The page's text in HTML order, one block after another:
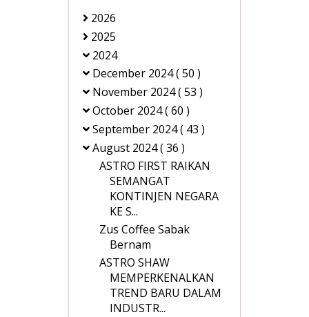
2026
2025
2024
December 2024( 50 )
November 2024( 53 )
October 2024( 60 )
September 2024( 43 )
August 2024( 36 )
ASTRO FIRST RAIKAN
SEMANGAT
KONTINJEN NEGARA
KE S...
Zus Coffee Sabak
Bernam
ASTRO SHAW
MEMPERKENALKAN
TREND BARU DALAM
INDUSTR...